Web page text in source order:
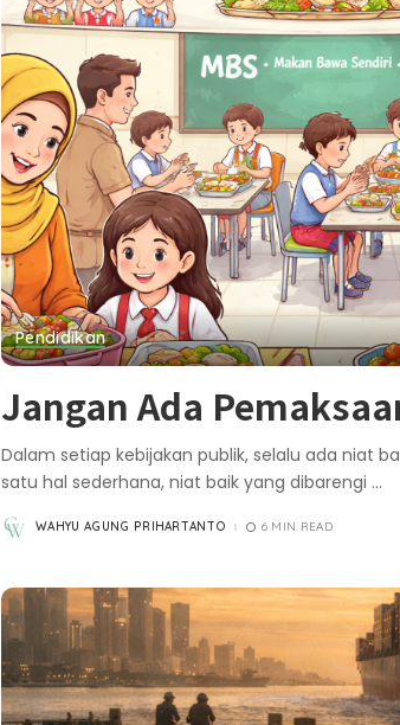
Pendidikan
Jangan Ada
Dalam setiap kebijakan publik, selalu ada niat
satu hal sederhana, niat baik yang dibarengi ...
POSTED
BY
WAHYU AGUNG PRIHARTANTO 6 MIN READ